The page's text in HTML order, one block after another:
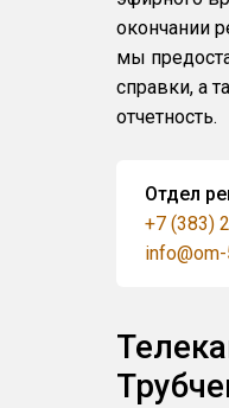
окончании
мы
справки, а
отчетность.
Отдел
+7 (383)